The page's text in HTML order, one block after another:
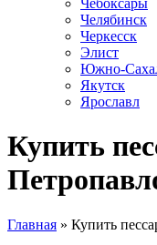
Челябинск
Черкесск
Элист
Южно-
Якутск
Ярославл
Купить
Главная » Купить